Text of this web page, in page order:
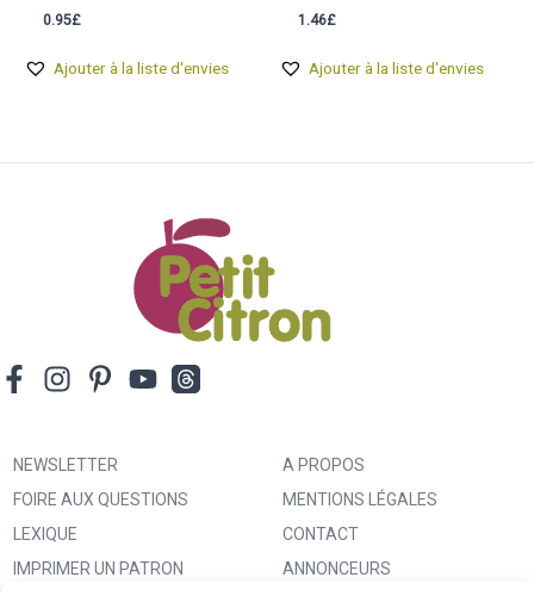
0.95£
Ajouter à la liste d'envies
1.46£
Ajouter à la liste d'envies
NEWSLETTER
FOIRE AUX QUESTIONS
LEXIQUE
IMPRIMER UN PATRON
A PROPOS
MENTIONS LÉGALES
CONTACT
ANNONCEURS